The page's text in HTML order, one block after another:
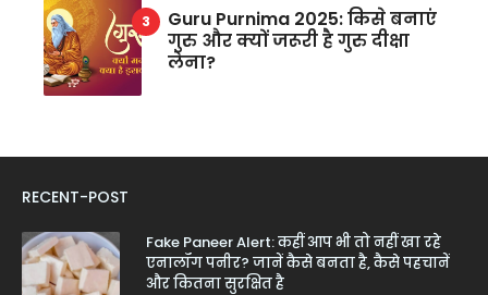
Guru Purnima 2025: किसे बनाएं
गुरु और क्यों जरूरी है गुरु दीक्षा
लेना?
RECENT-POST
Fake Paneer Alert: कहीं आप भी तो नहीं खा रहे
एनालॉग पनीर? जानें कैसे बनता है, कैसे पहचानें
और कितना सुरक्षित है